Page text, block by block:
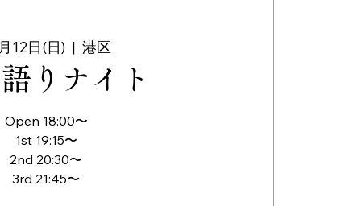
12日(日)
  |
港区
りナイト
Open 18:00〜
1st 19:15〜
2nd 20:30〜
3rd 21:45〜